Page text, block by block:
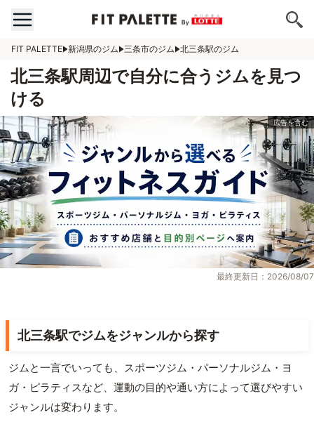
FIT PALETTE 新潟県のジム 三条市のジム 北三条駅のジム
北三条駅周辺で自分に合うジムを見つ
ける
最終更新日：2026/08/07
北三条駅でジムをジャンルから探す
ジムと一言でいっても、スポーツジム・パーソナルジム・ヨ
ガ・ピラティスなど、運動の目的や通い方によって選びやすい
ジャンルは変わります。